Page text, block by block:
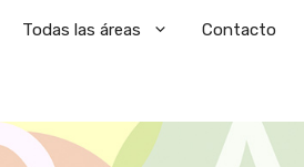
Todas las áreas Contacto